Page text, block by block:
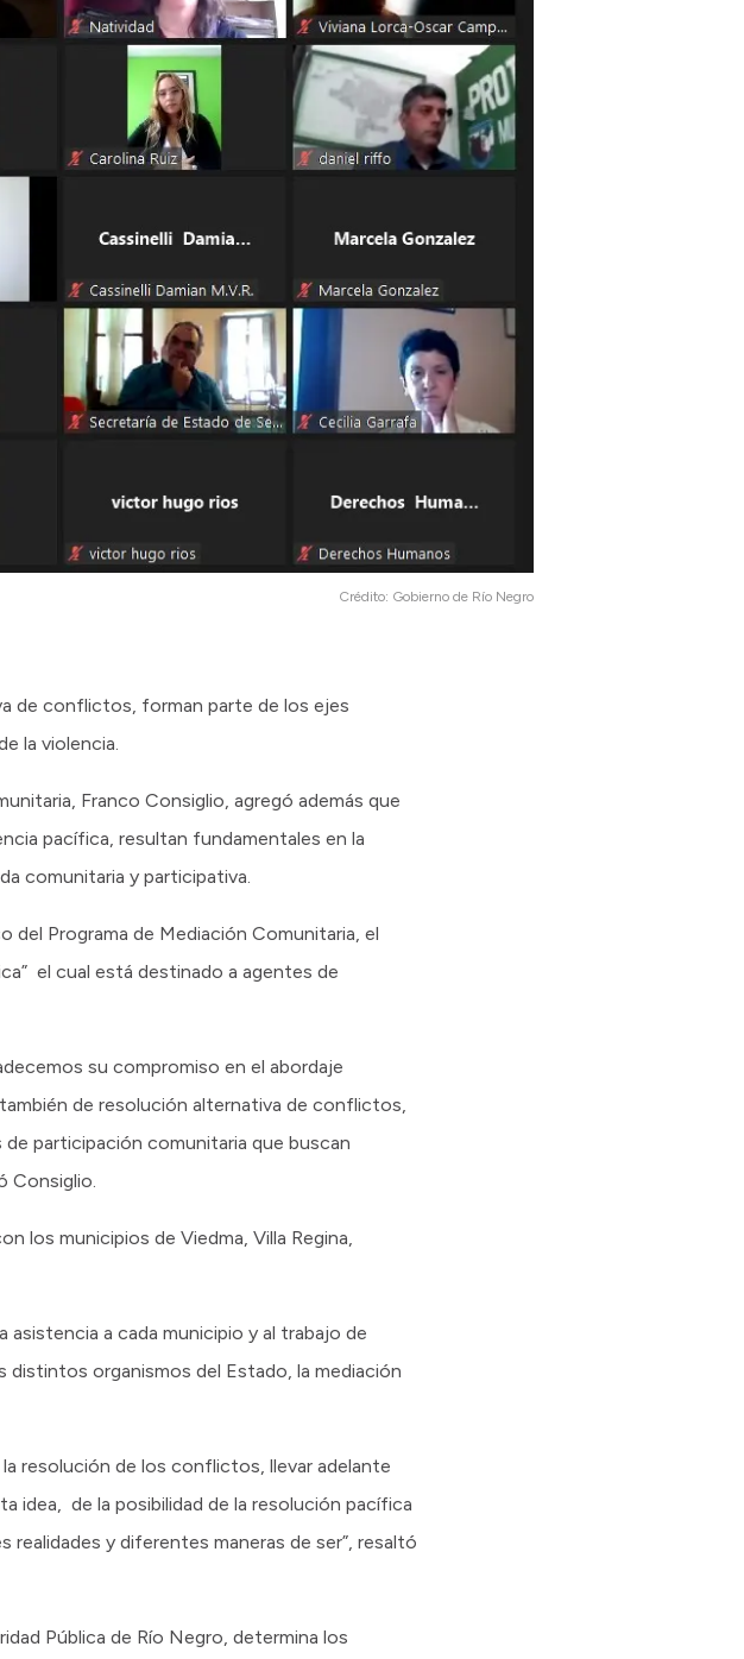
Crédito: Gobierno de Río Negro
de conflictos, forman parte de los ejes
la violencia.
Franco Consiglio, agregó además que
pacífica, resultan fundamentales en la
comunitaria y participativa.
del Programa de Mediación Comunitaria, el
el cual está destinado a agentes de
su compromiso en el abordaje
de resolución alternativa de conflictos,
participación comunitaria que buscan
Consiglio.
los municipios de Viedma, Villa Regina,
a cada municipio y al trabajo de
organismos del Estado, la mediación
resolución de los conflictos, llevar adelante
idea, de la posibilidad de la resolución pacífica
y diferentes maneras de ser”, resaltó
Pública de Río Negro, determina los